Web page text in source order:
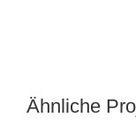
Ähnliche